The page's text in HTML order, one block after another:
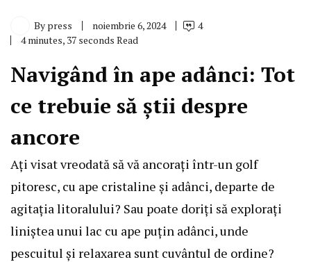
By press noiembrie 6, 2024
4
4 minutes, 37 seconds Read
Navigând în ape adânci: Tot
ce trebuie să știi despre
ancore
Ați visat vreodată să vă ancorați într-un golf
pitoresc, cu ape cristaline și adânci, departe de
agitația litoralului? Sau poate doriți să explorați
liniștea unui lac cu ape puțin adânci, unde
pescuitul și relaxarea sunt cuvântul de ordine?